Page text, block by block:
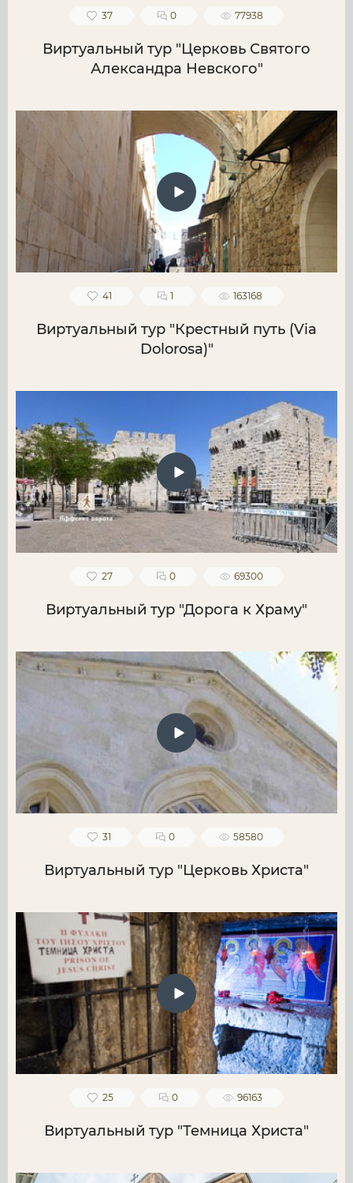
37 0 77938
Виртуальный тур "Церковь Святого
Александра Невского"
41 1 163168
Виртуальный тур "Крестный путь (Via
Dolorosa)"
27 0 69300
Виртуальный тур "Дорога к Храму"
31 0 58580
Виртуальный тур "Церковь Христа"
25 0 96163
Виртуальный тур "Темница Христа"